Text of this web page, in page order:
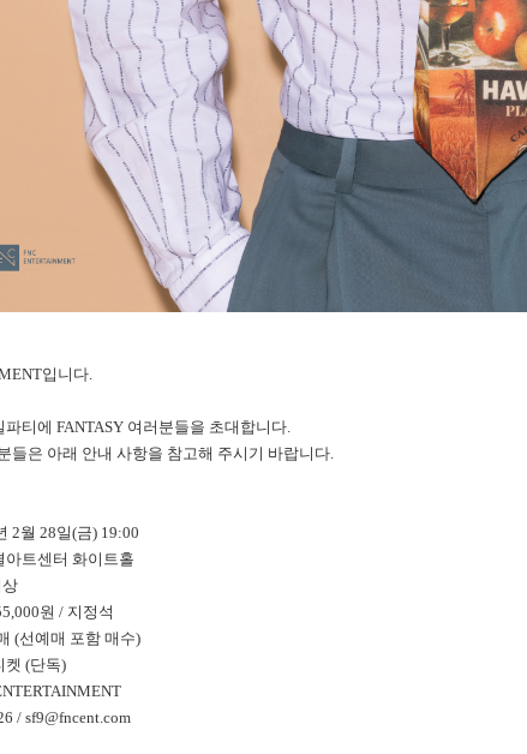
입니다.
파티에 FANTASY 여러분들을 초대합니다.
들은 아래 안내 사항을 참고해 주시기 바랍니다.
2월 28일(금) 19:00
아트센터 화이트홀
원 / 지정석
(선예매 포함 매수)
켓 (단독)
/ sf9@fncent.com